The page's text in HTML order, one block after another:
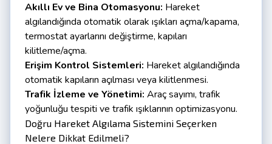
Akıllı Ev ve Bina Otomasyonu: Hareket
algılandığında otomatik olarak ışıkları açma/kapama,
termostat ayarlarını değiştirme, kapıları
kilitleme/açma.
Erişim Kontrol Sistemleri: Hareket algılandığında
otomatik kapıların açılması veya kilitlenmesi.
Trafik İzleme ve Yönetimi: Araç sayımı, trafik
yoğunluğu tespiti ve trafik ışıklarının optimizasyonu.
Doğru Hareket Algılama Sistemini Seçerken
Nelere Dikkat Edilmeli?